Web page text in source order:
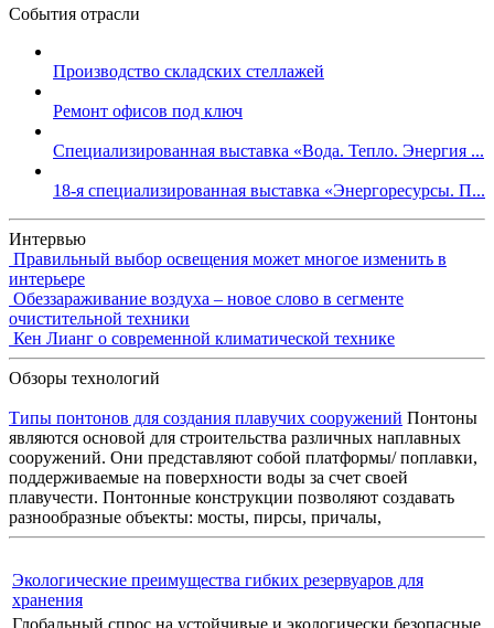
События отрасли
Производство складских стеллажей
Ремонт офисов под ключ
Специализированная выставка «Вода. Тепло. Энергия ...
18-я специализированная выставка «Энергоресурсы. П...
Интервью
Правильный выбор освещения может многое изменить в
интерьере
Обеззараживание воздуха – новое слово в сегменте
очистительной техники
Кен Лианг о современной климатической технике
Обзоры технологий
Типы понтонов для создания плавучих сооружений Понтоны
являются основой для строительства различных наплавных
сооружений. Они представляют собой платформы/ поплавки,
поддерживаемые на поверхности воды за счет своей
плавучести. Понтонные конструкции позволяют создавать
разнообразные объекты: мосты, пирсы, причалы,
Экологические преимущества гибких резервуаров для
хранения
Глобальный спрос на устойчивые и экологически безопасные